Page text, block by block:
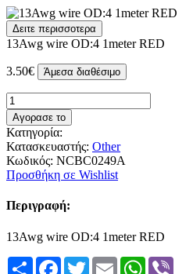
Δειτε περισσοτερα
13Awg wire OD:4 1meter RED
3.50€ Άμεσα διαθέσιμο
Αγορασε το
Κατηγορία:
Κατασκευαστής: Other
Κωδικός: NCBC0249A
Προσθήκη σε Wishlist
Περιγραφή:
13Awg wire OD:4 1meter RED
Share Facebook
TwitterEmail WhatsApp